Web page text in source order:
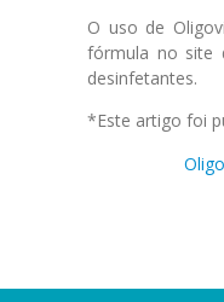
O uso de
fórmula no site
desinfetantes.
*Este artigo foi